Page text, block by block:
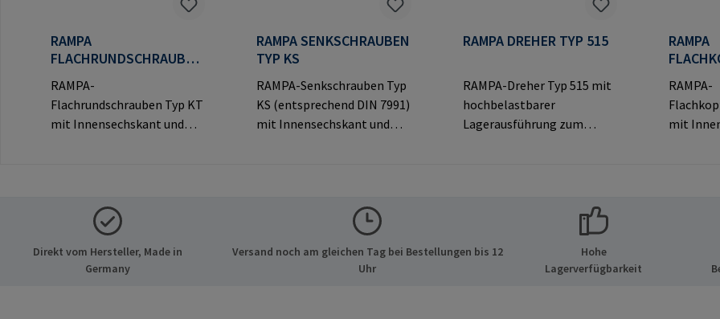
RAMPA
FLACHRUNDSCHRAUBEN
RAMPA-
Flachrundschrauben Typ KT
mit Innensechskant und
& Co. KG Auf der Heide 8
21514 Büchen Deutschland
E-Mail: mail@rampa.com
RAMPA SENKSCHRAUBEN
TYP KS
RAMPA-Senkschrauben Typ
KS (entsprechend DIN 7991)
mit Innensechskant und
& Co. KG Auf der Heide 8
21514 Büchen Deutschland
E-Mail: mail@rampa.com
RAMPA DREHER TYP 515
RAMPA-Dreher Typ 515 mit
hochbelastbarer
Lagerausführung zum
verwenden.Herstellerinfor
mationen: RAMPA GmbH &
Co. KG Auf der Heide 8 21514
RAMPA
RAMPA-
mit
& Co.
21514
E-Mail:
Direkt vom Hersteller, Made in
Germany
Versand noch am gleichen Tag bei Bestellungen bis 12
Uhr
Hohe
Lagerverfügbarkeit